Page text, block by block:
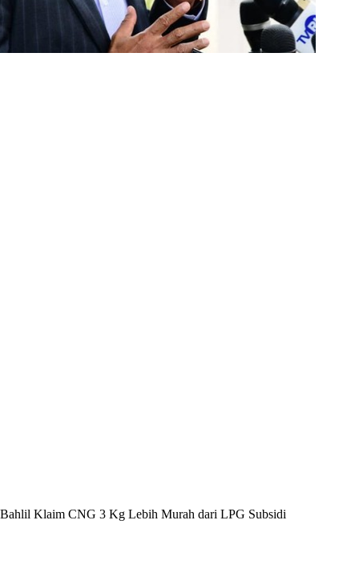
Bahlil Klaim CNG 3 Kg Lebih Murah dari LPG Subsidi